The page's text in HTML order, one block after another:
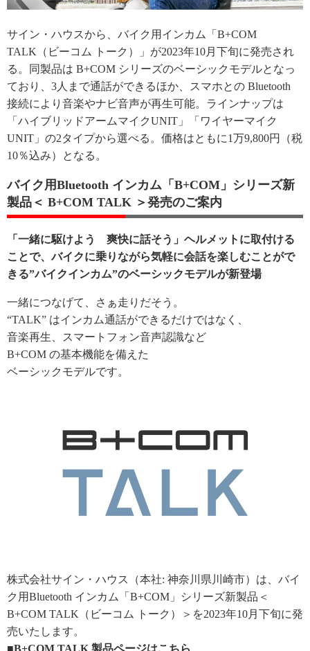
サイン・ハウスから、バイク用インカム「B+COM
TALK（ビーコム トーク）」が2023年10月下旬に発売され
る。同製品は B+COM シリーズのベーシックモデルとなっ
ており、3人まで通話ができるほか、スマホとの Bluetooth
接続により音楽やナビ音声が再生可能。ラインナップは
「ハイブリッドアームマイクUNIT」「ワイヤーマイク
UNIT」の2タイプから選べる。価格はともに1万9,800円（税
10％込み）となる。
バイク用Bluetooth インカム「B+COM」シリーズ新
製品＜ B+COM TALK ＞発売のご案内
「一緒に駆けよう 爽快に話そう」ヘルメットに取付ける
ことで、バイクに乗りながら気軽に会話を楽しむことがで
きる”バイクインカム”のベーシックモデルが新登場
一緒につなげて、さぁ走りだそう。
“TALK” はインカム通話ができるだけではなく、
音楽再生、スマートフォン音声認識など
B+COM の基本機能を備えた
ベーシックモデルです。
株式会社サイン・ハウス（本社: 神奈川県川崎市）は、バイ
ク用Bluetooth インカム「B+COM」シリーズ新製品＜
B+COM TALK（ビーコム トーク）＞を2023年10月下旬に発
売いたします。
■B+COM TALK 製品ページはこちら